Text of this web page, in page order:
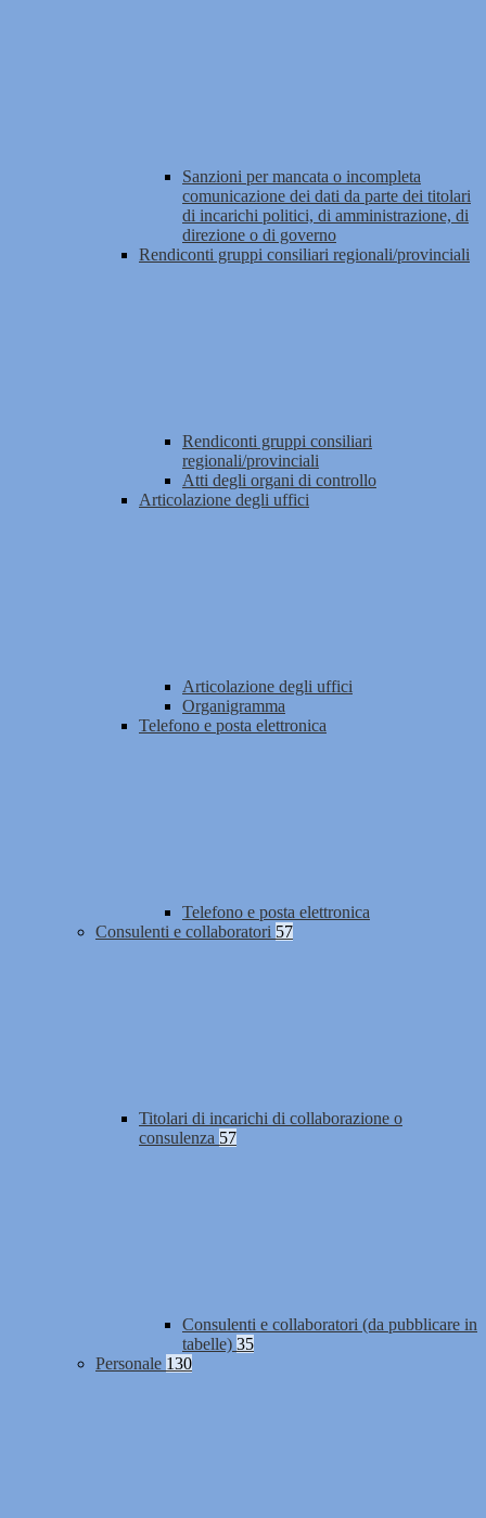
Sanzioni per mancata o incompleta
comunicazione dei dati da parte dei titolari
di incarichi politici, di amministrazione, di
direzione o di governo
Rendiconti gruppi consiliari regionali/provinciali
Rendiconti gruppi consiliari
regionali/provinciali
Atti degli organi di controllo
Articolazione degli uffici
Articolazione degli uffici
Organigramma
Telefono e posta elettronica
Telefono e posta elettronica
Consulenti e collaboratori 57
Titolari di incarichi di collaborazione o
consulenza 57
Consulenti e collaboratori (da pubblicare in
tabelle) 35
Personale 130